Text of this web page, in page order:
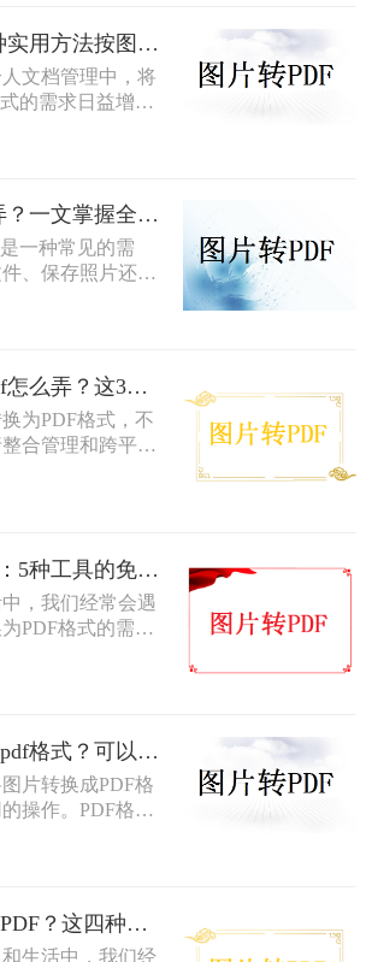
图片转PDF：3种实用方法按图片格式（JPG/PNG/BMP）选！
文档管理中，将
的需求日益增
兼容性、不易变
转换成PDF呢？
的方法来帮助您
换。
图片转pdf怎么弄？一文掌握全平台方法！
一种常见的需
、保存照片还是
都能更好地保证
性。那么图片转
转换方法，总有
电脑图片转为pdf怎么弄？这3种方法值得尝试！
为PDF格式，不
合管理和跨平台
图片的原始质量
脑图片转为pdf怎
图片转PDF免费：5种工具的免费额度、水印和文件限制对比！
，我们经常会遇
PDF格式的需
存档、分享或打
格式是一项很
费将图片转换为
图片怎么转换成pdf格式？可以尝试这三种方法！
片转换成PDF格
操作。PDF格式
格式固定性和易
被广泛应用于各
？本文将介绍三
格式的方法。
图片怎么免费转PDF？这四种方法轻松搞定！
生活中，我们经